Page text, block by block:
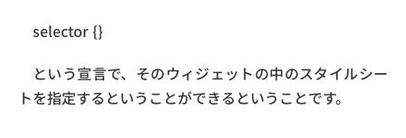
selector {}
という宣言で、そのウィジェットの中のスタイルシー
トを指定するということができるということです。